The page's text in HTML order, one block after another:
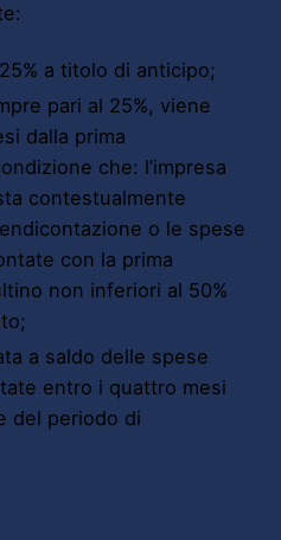
a titolo di anticipo;
pari al 25%, viene
dalla prima
che: l’impresa
contestualmente
o le spese
con la prima
non inferiori al 50%
a saldo delle spese
entro i quattro mesi
del periodo di